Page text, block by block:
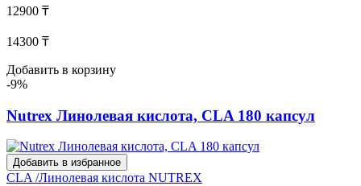
12900 ₸
14300 ₸
Добавить в корзину
-9%
Nutrex Линолевая кислота, CLA 180 капсул
Добавить в избранное
CLA /Линолевая кислота NUTREX